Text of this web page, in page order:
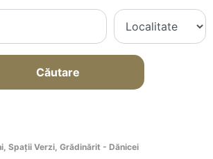
Căutare
Spații Verzi, Grădinărit - Dănicei